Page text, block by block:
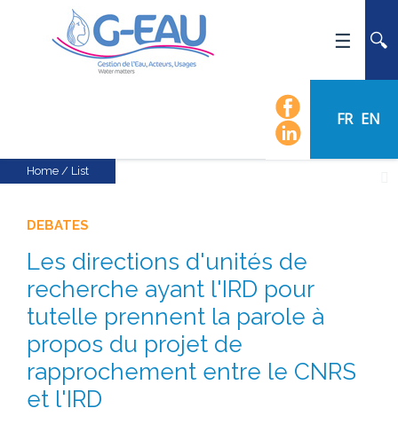
FR EN
NEWS
CALENDAR OF EVENTS
STAFF
SCIENTIFIC FIELDS
TEAMS
RECRUITMENT
RESEARCH
Home / List
DEBATES
Les directions d'unités de
recherche ayant l'IRD pour
tutelle prennent la parole à
propos du projet de
rapprochement entre le CNRS
et l'IRD